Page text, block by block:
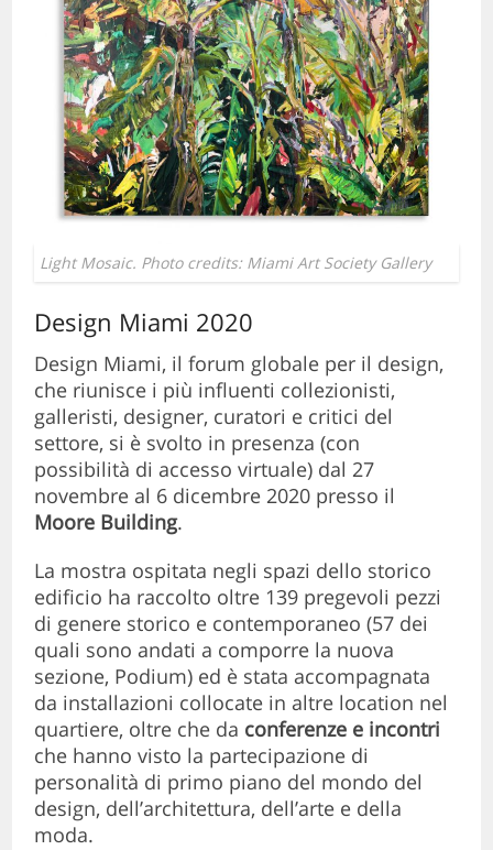
Light Mosaic. Photo credits: Miami Art Society Gallery
Design Miami 2020
Design Miami, il forum globale per il design,
che riunisce i più influenti collezionisti,
galleristi, designer, curatori e critici del
settore, si è svolto in presenza (con
possibilità di accesso virtuale) dal 27
novembre al 6 dicembre 2020 presso il
Moore Building.
La mostra ospitata negli spazi dello storico
edificio ha raccolto oltre 139 pregevoli pezzi
di genere storico e contemporaneo (57 dei
quali sono andati a comporre la nuova
sezione, Podium) ed è stata accompagnata
da installazioni collocate in altre location nel
quartiere, oltre che da conferenze e incontri
che hanno visto la partecipazione di
personalità di primo piano del mondo del
design, dell’architettura, dell’arte e della
moda.